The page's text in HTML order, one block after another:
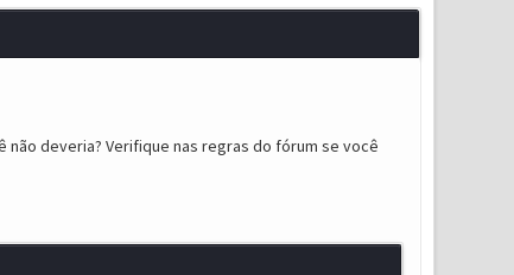
deveria? Verifique nas regras do fórum se você